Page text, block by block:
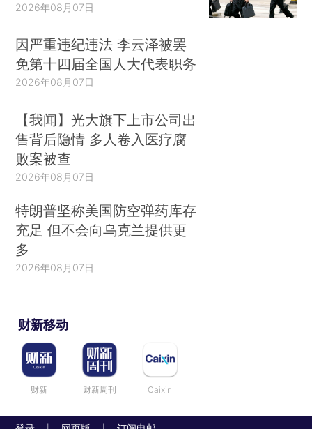
2026年08月07日
因严重违纪违法 李云泽被罢
免第十四届全国人大代表职务
2026年08月07日
【我闻】光大旗下上市公司出
售背后隐情 多人卷入医疗腐
败案被查
2026年08月07日
特朗普坚称美国防空弹药库存
充足 但不会向乌克兰提供更
多
2026年08月07日
财新移动
财新 财新周刊 Caixin